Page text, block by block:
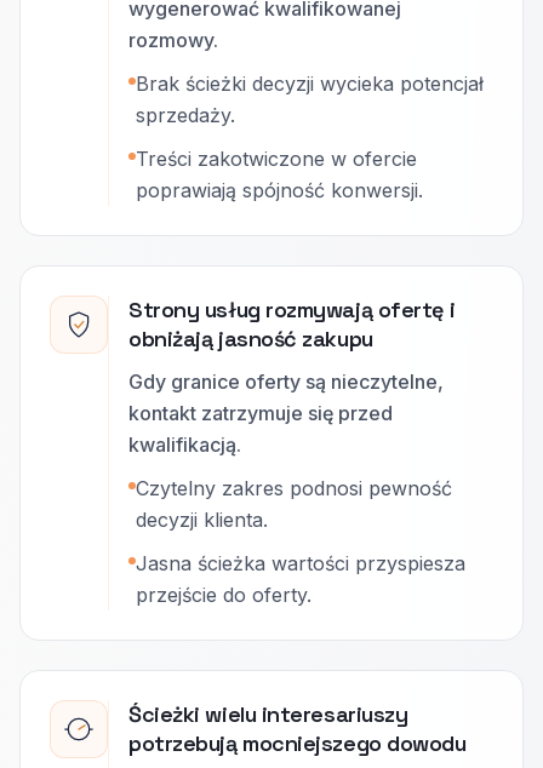
wygenerować kwalifikowanej
rozmowy.
Brak ścieżki decyzji wycieka potencjał
sprzedaży.
Treści zakotwiczone w ofercie
poprawiają spójność konwersji.
Strony usług rozmywają ofertę i
obniżają jasność zakupu
Gdy granice oferty są nieczytelne,
kontakt zatrzymuje się przed
kwalifikacją.
Czytelny zakres podnosi pewność
decyzji klienta.
Jasna ścieżka wartości przyspiesza
przejście do oferty.
Ścieżki wielu interesariuszy
potrzebują mocniejszego dowodu